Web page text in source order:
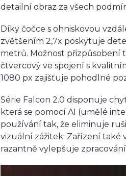
detailní obraz za všech
Díky čočce s ohniskovou
zvětšením 2,7x poskytuje
metrů. Možnost přizpůsobení
čtvercový ve spojení s
1080 px zajišťuje pohodlné
Série Falcon 2.0 disponuje
která se pomocí AI (umělé
používání tak, že eliminuje
vizuální zážitek. Zařízení také
razantně vylepšuje